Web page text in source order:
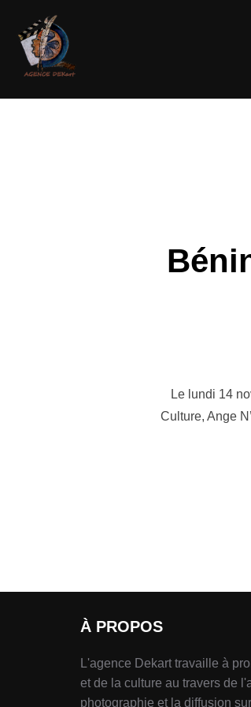
Le lundi 14
Culture, Ange
À PROPOS
L'agence Dekart travaille à
et de la culture au travers de
photographie et la diffusion